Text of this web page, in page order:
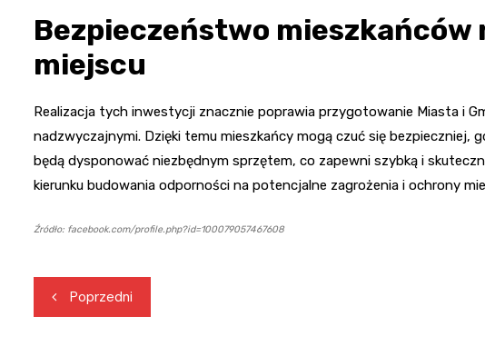
Bezpieczeństwo mieszkańców
miejscu
Realizacja tych inwestycji znacznie poprawia przygotowanie Miasta i
nadzwyczajnymi. Dzięki temu mieszkańcy mogą czuć się bezpieczniej,
będą dysponować niezbędnym sprzętem, co zapewni szybką i
kierunku budowania odporności na potencjalne zagrożenia i ochrony
Źródło: facebook.com/profile.php?id=100079057467608
Nawigacja
wpisu
Poprzedni